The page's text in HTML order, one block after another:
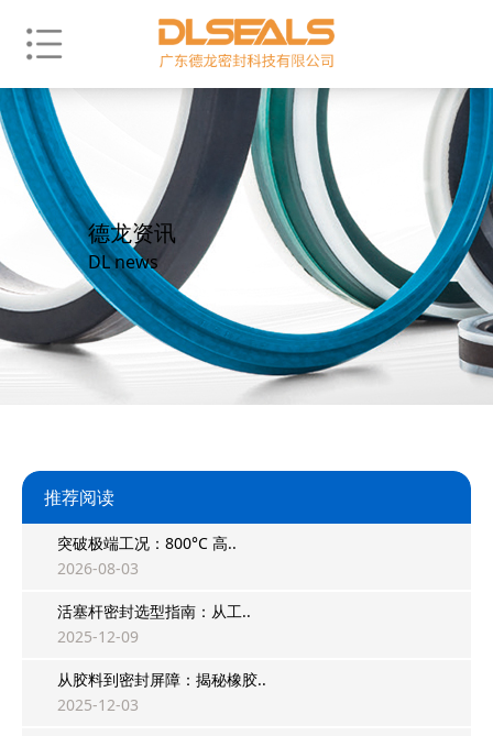
德龙资讯
DL news
推荐阅读
突破极端工况：800°C 高..
2026-08-03
活塞杆密封选型指南：从工..
2025-12-09
从胶料到密封屏障：揭秘橡胶..
2025-12-03